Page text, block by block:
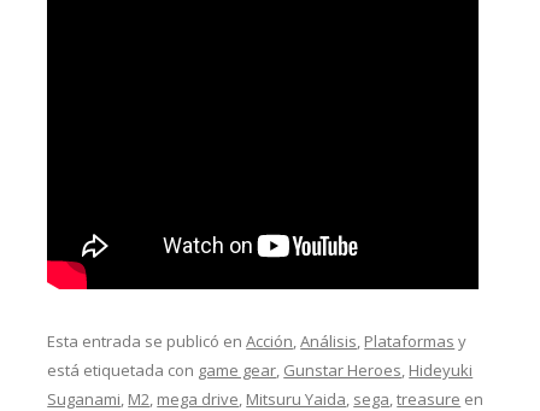
Esta entrada se publicó enAcción,Análisis, Plataformas y
está etiquetada con game gear, Gunstar Heroes, Hideyuki
Suganami, M2, mega drive, Mitsuru Yaida, sega,treasure en